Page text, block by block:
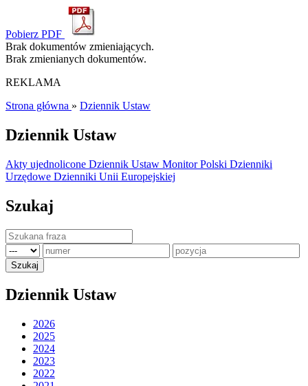
Pobierz PDF
Brak dokumentów zmieniających.
Brak zmienianych dokumentów.
REKLAMA
Strona główna » Dziennik Ustaw
Dziennik Ustaw
Akty ujednolicone Dziennik Ustaw Monitor Polski Dzienniki
Urzędowe Dzienniki Unii Europejskiej
Szukaj
Dziennik Ustaw
2026
2025
2024
2023
2022